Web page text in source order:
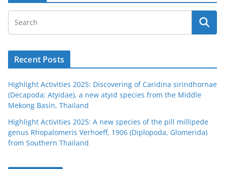
Recent Posts
Highlight Activities 2025: Discovering of Caridina sirindhornae
(Decapoda: Atyidae), a new atyid species from the Middle
Mekong Basin, Thailand
Highlight Activities 2025: A new species of the pill millipede
genus Rhopalomeris Verhoeff, 1906 (Diplopoda, Glomerida)
from Southern Thailand